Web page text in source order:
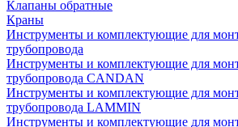
Клапаны обратные
Краны
Инструменты и комплектующие для
трубопровода
Инструменты и комплектующие для
трубопровода CANDAN
Инструменты и комплектующие для
трубопровода LAMMIN
Инструменты и комплектующие для